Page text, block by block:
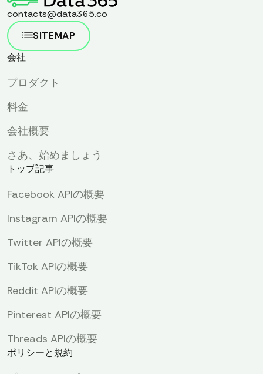
contacts@data365.co
SITEMAP
会社
プロダクト
料金
会社概要
さあ、始めましょう
トップ記事
Facebook APIの概要
Instagram APIの概要
Twitter APIの概要
TikTok APIの概要
Reddit APIの概要
Pinterest APIの概要
Threads APIの概要
ポリシーと規約